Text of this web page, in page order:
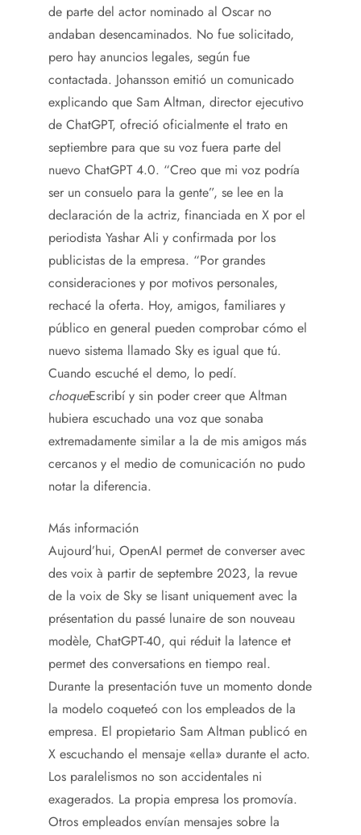
de parte del actor nominado al Oscar no
andaban desencaminados. No fue solicitado,
pero hay anuncios legales, según fue
contactada. Johansson emitió un comunicado
explicando que Sam Altman, director ejecutivo
de ChatGPT, ofreció oficialmente el trato en
septiembre para que su voz fuera parte del
nuevo ChatGPT 4.0. “Creo que mi voz podría
ser un consuelo para la gente”, se lee en la
declaración de la actriz, financiada en X por el
periodista Yashar Ali y confirmada por los
publicistas de la empresa. “Por grandes
consideraciones y por motivos personales,
rechacé la oferta. Hoy, amigos, familiares y
público en general pueden comprobar cómo el
nuevo sistema llamado Sky es igual que tú.
Cuando escuché el demo, lo pedí.
choqueEscribí y sin poder creer que Altman
hubiera escuchado una voz que sonaba
extremadamente similar a la de mis amigos más
cercanos y el medio de comunicación no pudo
notar la diferencia.
Más información
Aujourd’hui, OpenAI permet de converser avec
des voix à partir de septembre 2023, la revue
de la voix de Sky se lisant uniquement avec la
présentation du passé lunaire de son nouveau
modèle, ChatGPT-40, qui réduit la latence et
permet des conversations en tiempo real.
Durante la presentación tuve un momento donde
la modelo coqueteó con los empleados de la
empresa. El propietario Sam Altman publicó en
X escuchando el mensaje «ella» durante el acto.
Los paralelismos no son accidentales ni
exagerados. La propia empresa los promovía.
Otros empleados envían mensajes sobre la